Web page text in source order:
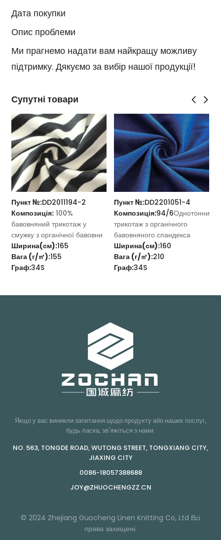
Дата покупки
Опис проблеми
Ми прагнемо надати вам найкращу можливу
підтримку. Дякуємо за вибір нашої продукції!
Супутні товари
Пункт №:DD2011194-2
Композиція: 100%
бавовняний трикотаж у
смужку з органічної бавовни
Ширина(см):165
Вага (г/㎡):155
Граф:34S
Пункт №:DD2201051-4
Композиція:94/6Однотонний
трикотаж з органічного
бавовняного спандекса
Ширина(см):160
Вага (г/㎡):210
Граф:34S
Якщо у вас виникли запитання щодо продукту або наших послуг,
будь ласка, зв'яжіться з нами.
NO. 563, TONGDE ROAD, WUTONG STREET, TONGXIANG CITY,
JIAXING CITY
0086-18057388688
JOY@ZHUOCHENGZZ.CN
© 2024 Zhejiang Guocheng Linen Knitting Co, Ltd Всі
права захищені.